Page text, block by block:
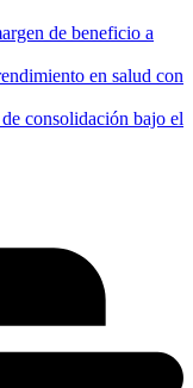
de beneficio a
en salud con
consolidación bajo el